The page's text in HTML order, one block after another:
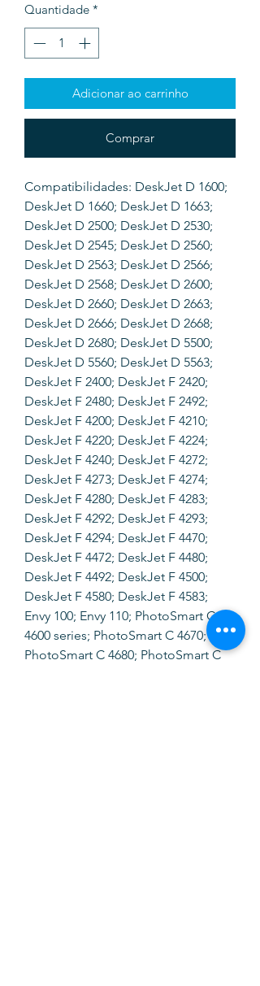
Quantidade *
Adicionar ao carrinho
Comprar
Compatibilidades: DeskJet D 1600;
DeskJet D 1660; DeskJet D 1663;
DeskJet D 2500; DeskJet D 2530;
DeskJet D 2545; DeskJet D 2560;
DeskJet D 2563; DeskJet D 2566;
DeskJet D 2568; DeskJet D 2600;
DeskJet D 2660; DeskJet D 2663;
DeskJet D 2666; DeskJet D 2668;
DeskJet D 2680; DeskJet D 5500;
DeskJet D 5560; DeskJet D 5563;
DeskJet F 2400; DeskJet F 2420;
DeskJet F 2480; DeskJet F 2492;
DeskJet F 4200; DeskJet F 4210;
DeskJet F 4220; DeskJet F 4224;
DeskJet F 4240; DeskJet F 4272;
DeskJet F 4273; DeskJet F 4274;
DeskJet F 4280; DeskJet F 4283;
DeskJet F 4292; DeskJet F 4293;
DeskJet F 4294; DeskJet F 4470;
DeskJet F 4472; DeskJet F 4480;
DeskJet F 4492; DeskJet F 4500;
DeskJet F 4580; DeskJet F 4583;
Envy 100; Envy 110; PhotoSmart C
4600 series; PhotoSmart C 4670;
PhotoSmart C 4680; PhotoSmart C